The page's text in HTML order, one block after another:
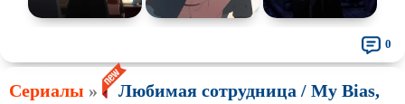
0
Сериалы »
Любимая сотрудница / My Bias,